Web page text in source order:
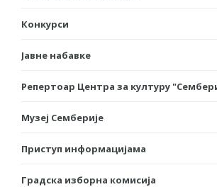
Конкурси
Јавне набавке
Репертоар Центра за културу
Музеј Семберије
Приступ информацијама
Градска изборна комисија